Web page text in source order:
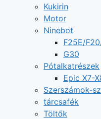
Kukirin
Motor
Ninebot
F25E/
G30
Pótalkatrészek
Epic X7-
Szerszámok-
tárcsafék
Töltők